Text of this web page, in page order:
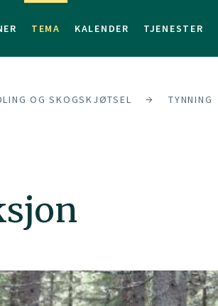
TEMA KALENDER TJENESTER
OG SKOGSKJØTSEL TYNNING